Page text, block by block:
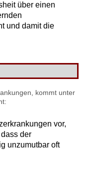
über einen
und damit die
kommt unter
vor,
der
unzumutbar oft